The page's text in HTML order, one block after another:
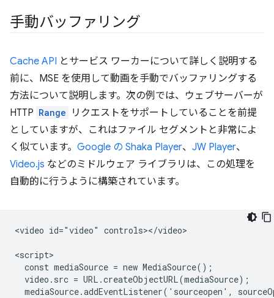
手動バッファリング
Cache API とサービス ワーカーについて詳しく説明する
前に、MSE を使用して動画を手動でバッファリングする
方法について説明します。次の例では、ウェブサーバーが
HTTP Range
リクエストをサポートしていることを前提
としていますが、これはファイル セグメントと非常によ
く似ています。 Google の Shaka Player、 JW Player、
Video.js などのミドルウェア ライブラリは、この処理を
自動的に行うように構築されています。
<video id="video" controls></video>
<script>
  const mediaSource = new MediaSource();
  video.src = URL.createObjectURL(mediaSource);
mediaSource.addEventListener('sourceopen',